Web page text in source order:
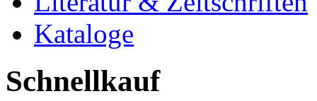
Kataloge
Schnellkauf